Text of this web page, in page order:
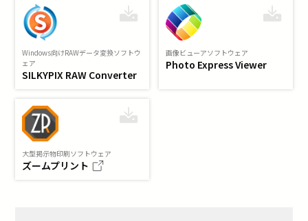
Windows向けRAWデータ変換ソフトウ
ェア
SILKYPIX RAW Converter
画像ビューアソフトウェア
Photo Express Viewer
大型掲示物印刷ソフトウェア
ズームプリント